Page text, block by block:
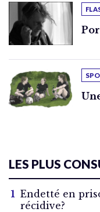
LES PLUS
Endetté en
récidive?